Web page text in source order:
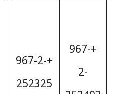
+967-
2-
+967-2-
252325